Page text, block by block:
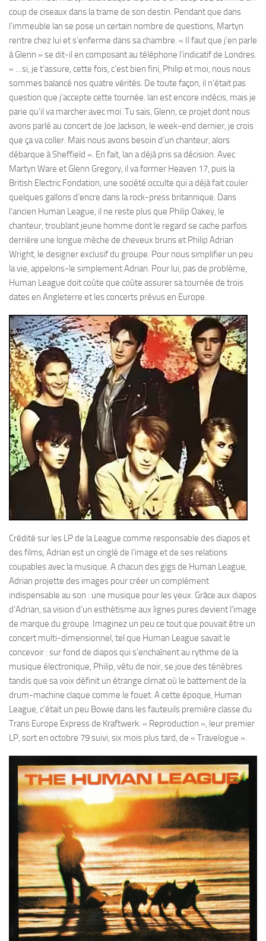
coup de ciseaux dans la trame de son destin. Pendant que dans
l’immeuble lan se pose un certain nombre de questions, Martyn
rentre chez lui et s’enferme dans sa chambre. « Il faut que j’en parle
à Glenn » se dit-il en composant au téléphone l’indicatif de Londres.
« …si, je t’assure, cette fois, c’est bien fini, Philip et moi, nous nous
sommes balancé nos quatre vérités. De toute façon, il n’était pas
question que j’accepte cette tournée. lan est encore indécis, mais je
parie qu’il va marcher avec moi. Tu sais, Glenn, ce projet dont nous
avons parlé au concert de Joe Jackson, le week-end dernier, je crois
que ça va coller. Mais nous avons besoin d’un chanteur, alors
débarque à Sheffield ». En fait, lan a déjà pris sa décision. Avec
Martyn Ware et Glenn Gregory, il va former Heaven 17, puis la
British Electric Fondation, une société occulte qui a déjà fait couler
quelques gallons d’encre dans la rock-press britannique. Dans
l’ancien Human League, il ne reste plus que Philip Oakey, le
chanteur, troublant jeune homme dont le regard se cache parfois
derrière une longue mèche de cheveux bruns et Philip Adrian
Wright, le designer exclusif du groupe. Pour nous simplifier un peu
la vie, appelons-le simplement Adrian. Pour lui, pas de problème,
Human League doit coûte que coûte assurer sa tournée de trois
dates en Angleterre et les concerts prévus en Europe.
Crédité sur les LP de la League comme responsable des diapos et
des films, Adrian est un cinglé de l’image et de ses relations
coupables avec la musique. A chacun des gigs de Human League,
Adrian projette des images pour créer un complément
indispensable au son : une musique pour les yeux. Grâce aux diapos
d’Adrian, sa vision d’un esthétisme aux lignes pures devient l’image
de marque du groupe. Imaginez un peu ce tout que pouvait être un
concert multi-dimensionnel, tel que Human League savait le
concevoir : sur fond de diapos qui s’enchaînent au rythme de la
musique électronique, Philip, vêtu de noir, se joue des ténèbres
tandis que sa voix définit un étrange climat où le battement de la
drum-machine claque comme le fouet. A cette époque, Human
League, c’était un peu Bowie dans les fauteuils première classe du
Trans Europe Express de Kraftwerk. « Reproduction », leur premier
LP, sort en octobre 79 suivi, six mois plus tard, de « Travelogue ».